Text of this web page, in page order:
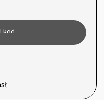
kod